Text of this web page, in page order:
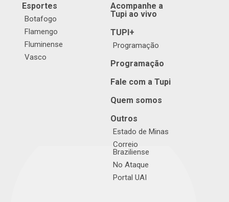
Esportes
Botafogo
Flamengo
Fluminense
Vasco
Acompanhe a
Tupi ao vivo
TUPI+
Programação
Programação
Fale com a Tupi
Quem somos
Outros
Estado de Minas
Correio
Braziliense
No Ataque
Portal UAI